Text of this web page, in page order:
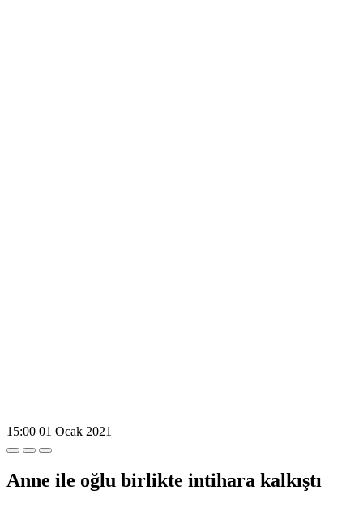
15:00 01 Ocak 2021
Anne ile oğlu birlikte intihara kalkıştı